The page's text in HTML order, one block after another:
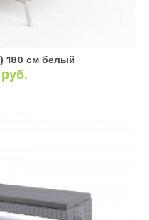
180 см белый